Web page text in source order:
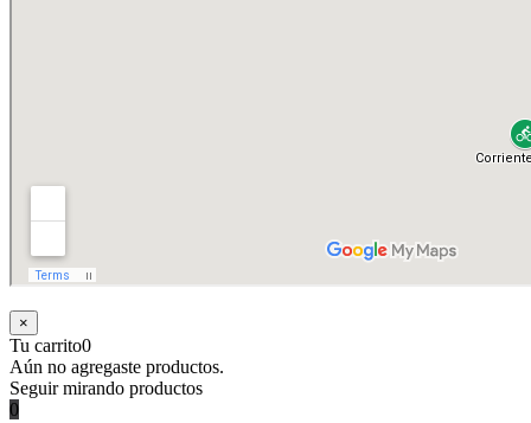
×
Tu carrito0
Aún no agregaste productos.
Seguir mirando productos
0